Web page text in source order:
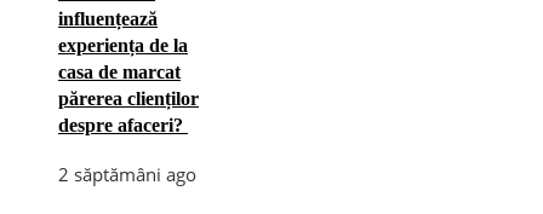
influențează
experiența de la
casa de marcat
părerea clienților
despre afaceri?
2 săptămâni ago